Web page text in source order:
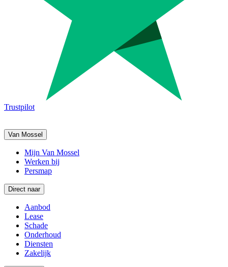
Trustpilot
Van Mossel
Mijn Van Mossel
Werken bij
Persmap
Direct naar
Aanbod
Lease
Schade
Onderhoud
Diensten
Zakelijk